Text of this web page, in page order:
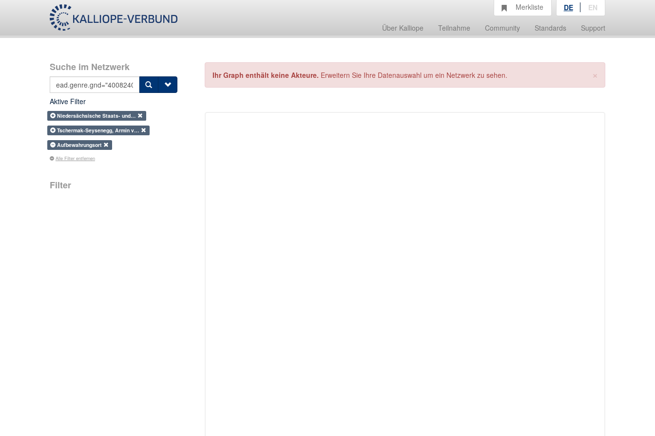
Über Kalliope Teilnahme Community Standards Support
Merkliste DE EN
Suche im Netzwerk
Aktive Filter
Niedersächsische Staats- und…
Tschermak-Seysenegg, Armin v…
Aufbewahrungsort
Alle Filter entfernen
Filter
×
Ihr Graph enthält keine Akteure. Erweitern Sie Ihre Datenauswahl um ein Netzwerk zu sehen.